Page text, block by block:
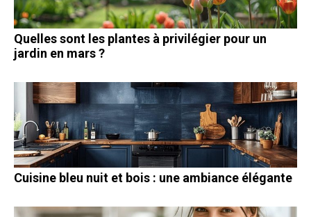
Quelles sont les plantes à privilégier pour un
jardin en mars ?
Cuisine bleu nuit et bois : une ambiance élégante